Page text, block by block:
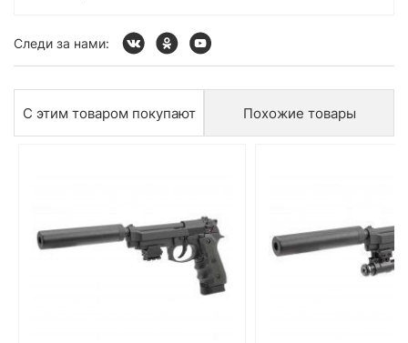
Следи за нами:
С этим товаром покупают Похожие товары